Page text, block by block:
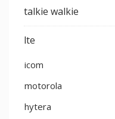
talkie walkie
lte
icom
motorola
hytera